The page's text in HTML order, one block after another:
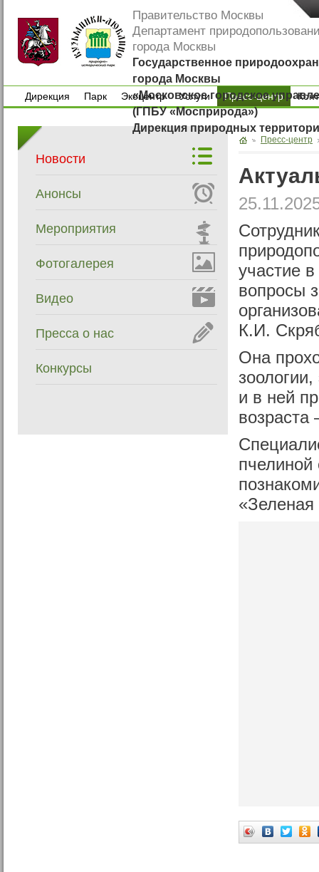
Правительство Москвы
Департамент
города Москвы
Государственное
города Москвы
«Московское городское
(ГПБУ «Мосприрода»)
Дирекция природных
Дирекция
Парк
Экоцентр
Экоцентр
Услуги
Услуги
Пресс-центр
Новости
Анонсы
Мероприятия
Фотогалерея
Видео
Пресса о нас
Конкурсы
Пресс-центр
участие
вопросы
К.И.
Она
и в ней
пчелиной